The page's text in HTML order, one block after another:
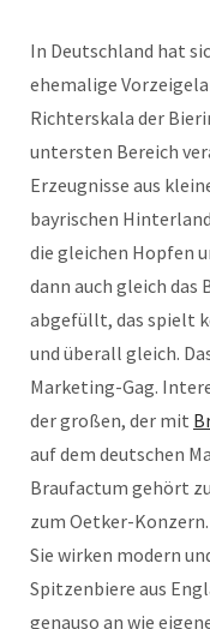
In Deutschland hat
ehemalige
Richterskala der
untersten Bereich
Erzeugnisse aus
bayrischen
die gleichen Hopfen
dann auch gleich das
abgefüllt, das spielt
und überall gleich.
Marketing-Gag.
der großen, der mit
auf dem deutschen
Braufactum gehört
zum Oetker-
Sie wirken modern
Spitzenbiere aus
genauso an wie